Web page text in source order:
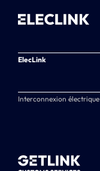
ElecLink
Interconnexion électrique